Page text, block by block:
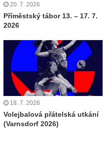
20. 7. 2026
Příměstský tábor 13. – 17. 7.
2026
18. 7. 2026
Volejbalová přátelská utkání
(Varnsdorf 2026)